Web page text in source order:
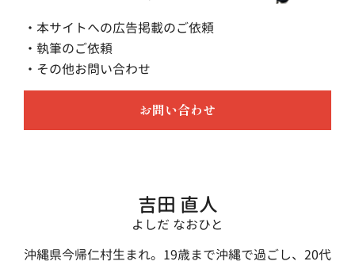
・本サイトへの広告掲載のご依頼
・執筆のご依頼
・その他お問い合わせ
お問い合わせ
吉田 直人
よしだ なおひと
沖縄県今帰仁村生まれ。19歳まで沖縄で過ごし、20代